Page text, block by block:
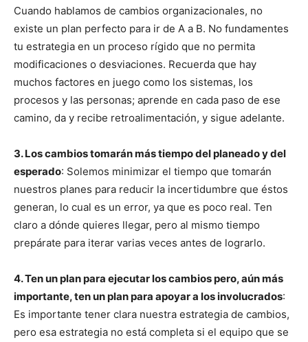
Cuando hablamos de cambios organizacionales, no
existe un plan perfecto para ir de A a B. No fundamentes
tu estrategia en un proceso rígido que no permita
modificaciones o desviaciones. Recuerda que hay
muchos factores en juego como los sistemas, los
procesos y las personas; aprende en cada paso de ese
camino, da y recibe retroalimentación, y sigue adelante.
3. Los cambios tomarán más tiempo del planeado y del
esperado: Solemos minimizar el tiempo que tomarán
nuestros planes para reducir la incertidumbre que éstos
generan, lo cual es un error, ya que es poco real. Ten
claro a dónde quieres llegar, pero al mismo tiempo
prepárate para iterar varias veces antes de lograrlo.
4. Ten un plan para ejecutar los cambios pero, aún más
importante, ten un plan para apoyar a los involucrados:
Es importante tener clara nuestra estrategia de cambios,
pero esa estrategia no está completa si el equipo que se